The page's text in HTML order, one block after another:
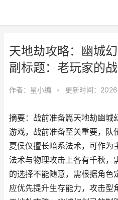
天地劫攻略：幽城
副标题：老玩家的
作者： 星小编 • 更新时间：
摘要：战前准备篇天地劫幽城
游戏，战前准备至关重要，队
夏侯仪擅长暗系法术，可作为
法术与物理攻击上各有千秋，
的选择不能随意，需根据角色
应优先提升生存能力，攻击型